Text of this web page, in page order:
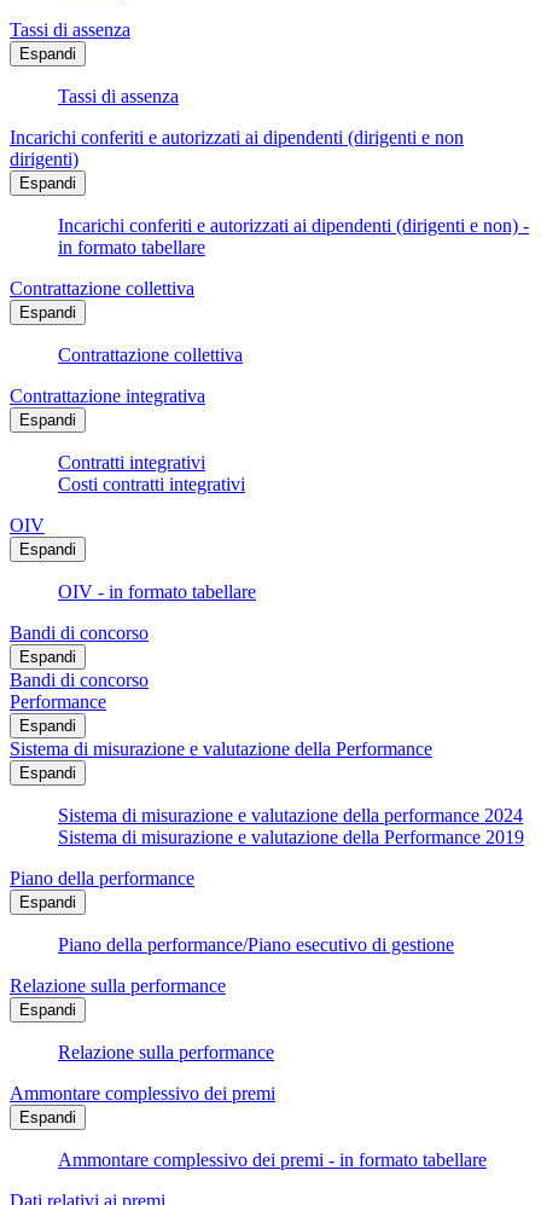
Tassi di assenza
Espandi
Tassi di assenza
Incarichi conferiti e autorizzati ai dipendenti (dirigenti e non
dirigenti)
Espandi
Incarichi conferiti e autorizzati ai dipendenti (dirigenti e non) -
in formato tabellare
Contrattazione collettiva
Espandi
Contrattazione collettiva
Contrattazione integrativa
Espandi
Contratti integrativi
Costi contratti integrativi
OIV
Espandi
OIV - in formato tabellare
Bandi di concorso
Espandi
Bandi di concorso
Performance
Espandi
Sistema di misurazione e valutazione della Performance
Espandi
Sistema di misurazione e valutazione della performance 2024
Sistema di misurazione e valutazione della Performance 2019
Piano della performance
Espandi
Piano della performance/Piano esecutivo di gestione
Relazione sulla performance
Espandi
Relazione sulla performance
Ammontare complessivo dei premi
Espandi
Ammontare complessivo dei premi - in formato tabellare
Dati relativi ai premi